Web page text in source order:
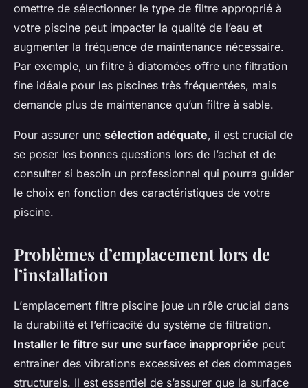
omettre de sélectionner le type de filtre approprié à
votre piscine peut impacter la qualité de l’eau et
augmenter la fréquence de maintenance nécessaire.
Par exemple, un filtre à diatomées offre une filtration
fine idéale pour les piscines très fréquentées, mais
demande plus de maintenance qu’un filtre à sable.
Pour assurer une sélection adéquate, il est crucial de
se poser les bonnes questions lors de l’achat et de
consulter si besoin un professionnel qui pourra guider
le choix en fonction des caractéristiques de votre
piscine.
Problèmes d’emplacement lors de
l’installation
L’emplacement filtre piscine joue un rôle crucial dans
la durabilité et l’efficacité du système de filtration.
Installer le filtre sur une surface inappropriée peut
entraîner des vibrations excessives et des dommages
structurels. Il est essentiel de s’assurer que la surface